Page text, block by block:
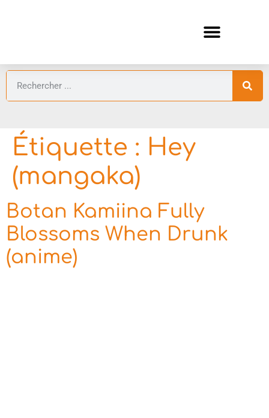
Étiquette : Hey
(mangaka)
Botan Kamiina Fully
Blossoms When Drunk
(anime)